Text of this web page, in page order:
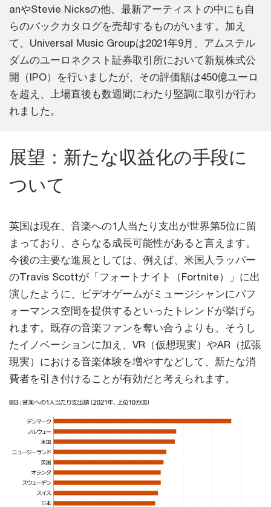
anやStevie Nicksの他、最新アーティストの中にも自
らのバックカタログを売却するものがいます。加え
て、Universal Music Groupは2021年9月、アムステル
ダムのユーロネクスト証券取引所において新規株式公
開（IPO）を行いましたが、その評価額は450億ユーロ
を超え、上場直後も数週間にわたり堅調に取引が行わ
れました。
展望：新たな収益化の手段に
ついて
英国は現在、音楽への1人当たり支出が世界第5位に留
まっており、さらなる成長可能性があると言えます。
今後の主要な進展としては、例えば、米国人ラッパー
のTravis Scottが「フォートナイト（Fortnite）」に出
演したように、ビデオゲームがミュージシャンにパフ
ォーマンス空間を提供するといったトレンドが挙げら
れます。既存の音楽ファンを奪い合うよりも、そうし
たイノベーションに加え、VR（仮想現実）やAR（拡張
現実）における音楽体験を増やすなどして、新たな消
費者を引き付けることが有効だと考えられます。